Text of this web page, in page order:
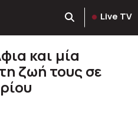
Live TV
και μία
ζωή τους σε